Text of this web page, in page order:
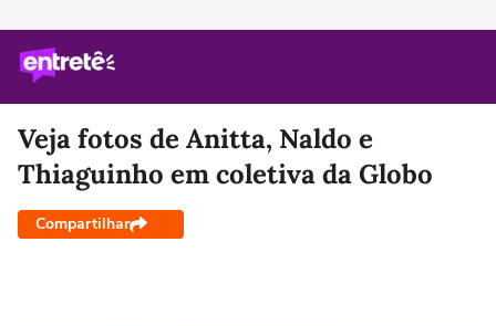
Veja fotos de Anitta, Naldo e
Thiaguinho em coletiva da Globo
Compartilhar